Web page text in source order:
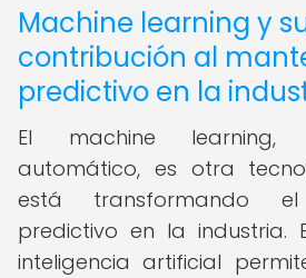
Machine learning y
contribución al
predictivo en la
El machine learning,
automático, es otra
está transformando el
predictivo en la industria.
inteligencia artificial